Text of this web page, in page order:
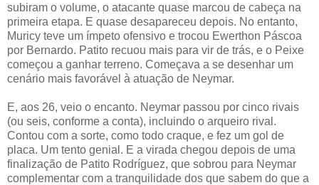
subiram o volume, o atacante quase marcou de cabeça na
primeira etapa. E quase desapareceu depois. No entanto,
Muricy teve um ímpeto ofensivo e trocou Ewerthon Páscoa
por Bernardo. Patito recuou mais para vir de trás, e o Peixe
começou a ganhar terreno. Começava a se desenhar um
cenário mais favorável à atuação de Neymar.
E, aos 26, veio o encanto. Neymar passou por cinco rivais
(ou seis, conforme a conta), incluindo o arqueiro rival.
Contou com a sorte, como todo craque, e fez um gol de
placa. Um tento genial. E a virada chegou depois de uma
finalização de Patito Rodríguez, que sobrou para Neymar
complementar com a tranquilidade dos que sabem do que a